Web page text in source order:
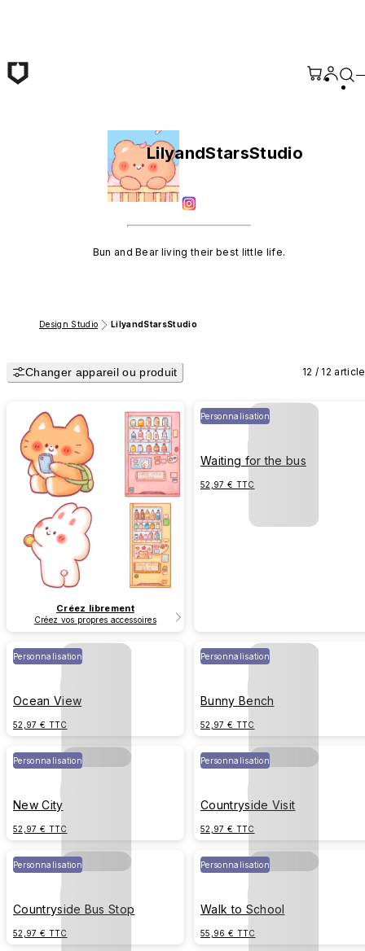
LilyandStarsStudio
Bun and Bear living their best little life.
Design Studio LilyandStarsStudio
Changer appareil ou produit 12 / 12
Créez librement
Créez vos propres accessoires
Personnalisation
Waiting for the bus
52,97 € TTC
Personnalisation
Ocean View
52,97 € TTC
Personnalisation
Bunny Bench
52,97 € TTC
Personnalisation
New City
52,97 € TTC
Personnalisation
Countryside Visit
52,97 € TTC
Personnalisation
Countryside Bus Stop
52,97 € TTC
Personnalisation
Walk to School
55,96 € TTC